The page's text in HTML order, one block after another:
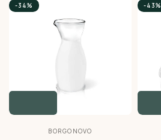
-34%
BORGONOVO
-43%